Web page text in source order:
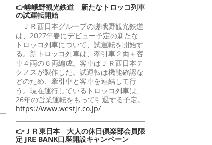
👉嵯峨野観光鉄道 新たなトロッコ列車
の試運転開始
ＪＲ西日本グループの嵯峨野観光鉄道
は、2027年春にデビュー予定の新たな
トロッコ列車について、試運転を開始す
る。新トロッコ列車は、牽引車２両＋客
車４両の６両編成。客車はＪＲ西日本テ
クノスが製作した。試運転は機能確認な
どのため、牽引車と客車を連結して行
う。現在運行しているトロッコ列車は、
26年の営業運転をもって引退する予定。
https://www.westjr.co.jp/
👉ＪＲ東日本 大人の休日倶楽部会員限
定 JRE BANK口座開設キャンペーン